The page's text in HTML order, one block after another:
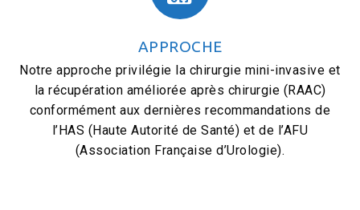
APPROCHE
Notre approche privilégie la chirurgie mini-invasive et
la récupération améliorée après chirurgie (RAAC)
conformément aux dernières recommandations de
l’HAS (Haute Autorité de Santé) et de l’AFU
(Association Française d’Urologie).